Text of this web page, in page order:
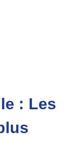
: Les